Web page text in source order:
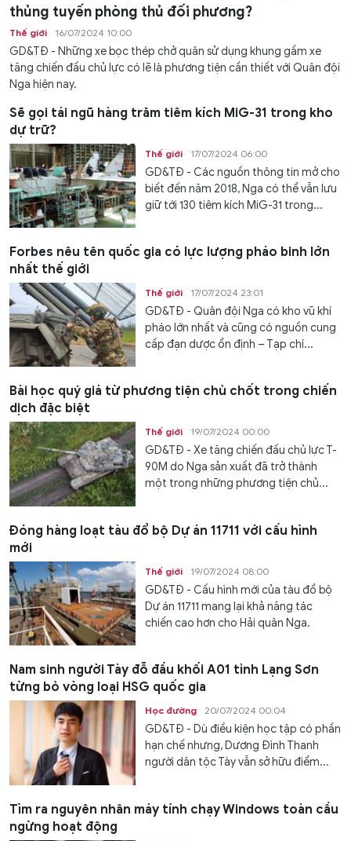
thủng tuyến phòng thủ đối phương?
Thế giới 16/07/2024 10:00
GD&TĐ - Những xe bọc thép chở quân sử dụng khung gầm xe
tăng chiến đấu chủ lực có lẽ là phương tiện cần thiết với Quân đội
Nga hiện nay.
Sẽ gọi tái ngũ hàng trăm tiêm kích MiG-31 trong kho
dự trữ?
Thế giới 17/07/2024 06:00
GD&TĐ - Các nguồn thông tin mở cho
biết đến năm 2018, Nga có thể vẫn lưu
giữ tới 130 tiêm kích MiG-31 trong...
Forbes nêu tên quốc gia có lực lượng pháo binh lớn
nhất thế giới
Thế giới 17/07/2024 23:01
GD&TĐ - Quân đội Nga có kho vũ khí
pháo lớn nhất và cũng có nguồn cung
cấp đạn dược ổn định – Tạp chí...
Bài học quý giá từ phương tiện chủ chốt trong chiến
dịch đặc biệt
Thế giới 19/07/2024 00:00
GD&TĐ - Xe tăng chiến đấu chủ lực T-
90M do Nga sản xuất đã trở thành
một trong những phương tiện chủ...
Đóng hàng loạt tàu đổ bộ Dự án 11711 với cấu hình
mới
Thế giới 19/07/2024 08:00
GD&TĐ - Cấu hình mới của tàu đổ bộ
Dự án 11711 mang lại khả năng tác
chiến cao hơn cho Hải quân Nga.
Nam sinh người Tày đỗ đầu khối A01 tỉnh Lạng Sơn
từng bỏ vòng loại HSG quốc gia
Học đường 20/07/2024 00:04
GD&TĐ - Dù điều kiện học tập có phần
hạn chế nhưng, Dương Đình Thanh
người dân tộc Tày vẫn sở hữu điểm...
Tìm ra nguyên nhân máy tính chạy Windows toàn cầu
ngừng hoạt động